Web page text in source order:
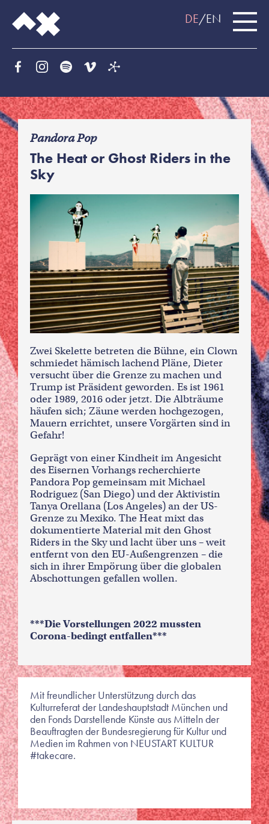
DE EN
f
Pandora Pop
The Heat or Ghost Riders in the
Sky
Zwei Skelette betreten die Bühne, ein Clown
schmiedet hämisch lachend Pläne, Dieter
versucht über die Grenze zu machen und
Trump ist Präsident geworden. Es ist 1961
oder 1989, 2016 oder jetzt. Die Albträume
häufen sich; Zäune werden hochgezogen,
Mauern errichtet, unsere Vorgärten sind in
Gefahr!
Geprägt von einer Kindheit im Angesicht
des Eisernen Vorhangs recherchierte
Pandora Pop gemeinsam mit Michael
Rodriguez (San Diego) und der Aktivistin
Tanya Orellana (Los Angeles) an der US-
Grenze zu Mexiko. The Heat mixt das
dokumentierte Material mit den Ghost
Riders in the Sky und lacht über uns – weit
entfernt von den EU-Außengrenzen – die
sich in ihrer Empörung über die globalen
Abschottungen gefallen wollen.
***Die Vorstellungen 2022 mussten
Corona-bedingt entfallen***
Mit freundlicher Unterstützung durch das
Kulturreferat der Landeshauptstadt München und
den Fonds Darstellende Künste aus Mitteln der
Beauftragten der Bundesregierung für Kultur und
Medien im Rahmen von NEUSTART KULTUR
#takecare.